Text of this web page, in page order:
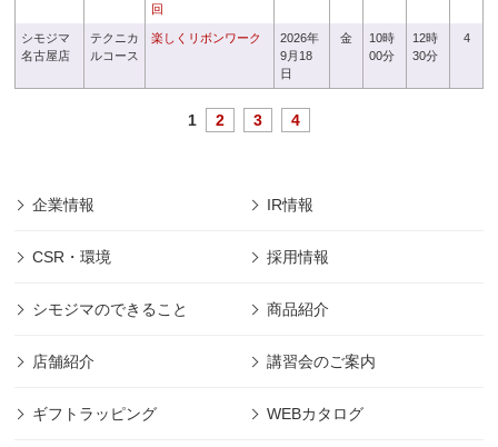
回
シモジマ
名古屋店
テクニカ
ルコース
楽しくリボンワーク
2026年
9月18
日
金
10時
00分
12時
30分
4
1 2 3 4
企業情報 IR情報
CSR・環境 採用情報
シモジマのできること 商品紹介
店舗紹介 講習会のご案内
ギフトラッピング WEBカタログ